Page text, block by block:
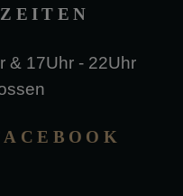
& 17Uhr - 22Uhr